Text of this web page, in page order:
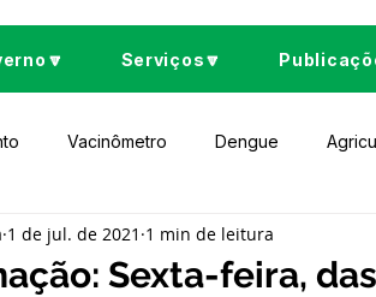
Serviços🔽
Vacinômetro Dengue
e Lazer Educação
Sexta-feira,
1 de jul. de 2021 1 min de leitura